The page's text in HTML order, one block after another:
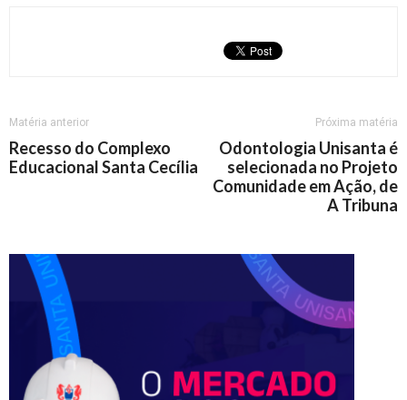
Matéria anterior
Recesso do Complexo
Educacional Santa Cecília
Próxima matéria
Odontologia Unisanta é
selecionada no Projeto
Comunidade em Ação, de
A Tribuna